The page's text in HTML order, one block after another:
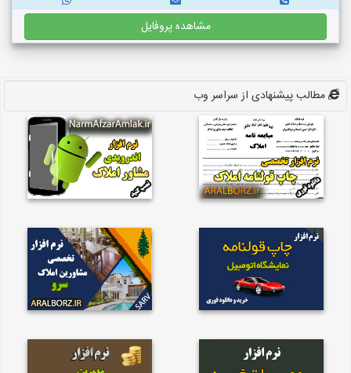
مشاهده پروفایل
مطالب پیشنهادی از سراسر وب